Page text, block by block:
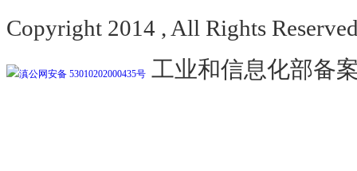
Copyright 2014 , All Rights
滇公网安备 53010202000435号 工业和信息化部备